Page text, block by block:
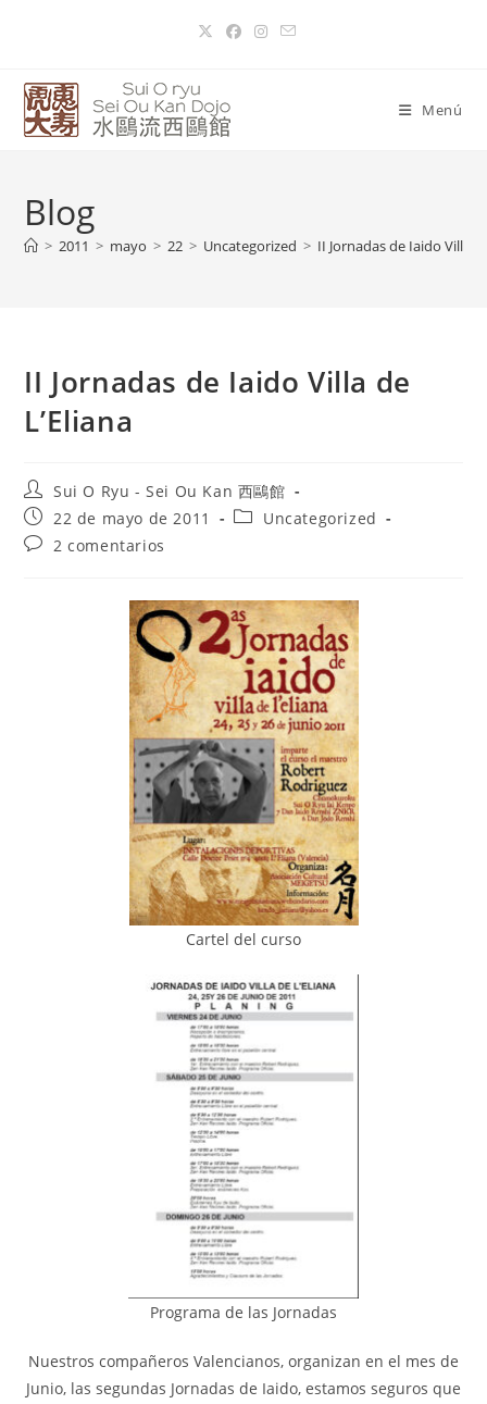
Menú
Blog
> 2011 > mayo > 22 > Uncategorized > II Jornadas de Iaido Villa
II Jornadas de Iaido Villa de
L’Eliana
Sui O Ryu - Sei Ou Kan 西鷗館
22 de mayo de 2011
Uncategorized
2 comentarios
Cartel del curso
Programa de las Jornadas
Nuestros compañeros Valencianos, organizan en el mes de
Junio, las segundas Jornadas de Iaido, estamos seguros que